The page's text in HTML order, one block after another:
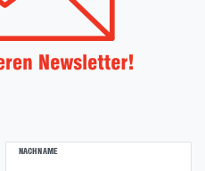
NACHNAME